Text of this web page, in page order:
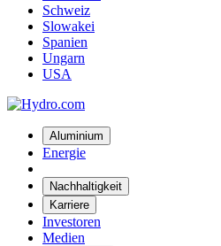
Schweiz
Slowakei
Spanien
Ungarn
USA
Aluminium
Energie
Nachhaltigkeit
Karriere
Investoren
Medien